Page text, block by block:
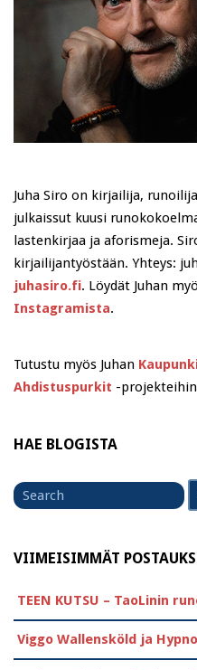
Juha Siro on kirjailija,
julkaissut kuusi
lastenkirjaa ja aforismeja.
kirjailijantyöstään. Yhteys:
juhasiro.fi. Löydät Juhan
Instagramista.
Tutustu myös Juhan
Ahdistuspurkit -
HAE BLOGISTA
for
VIIMEISIMMÄT
TEEN KUTSU – TaoLinin
Viggo Wallensköld ja